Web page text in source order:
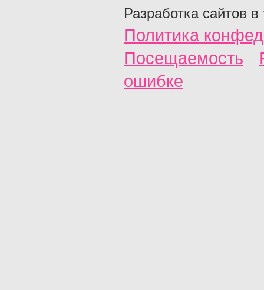
Разработка сайтов в
Политика
Посещаемость
ошибке